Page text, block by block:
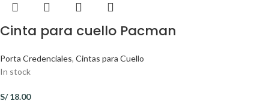
Cinta para cuello Pacman
Porta Credenciales, Cintas para Cuello
In stock
S/18.00